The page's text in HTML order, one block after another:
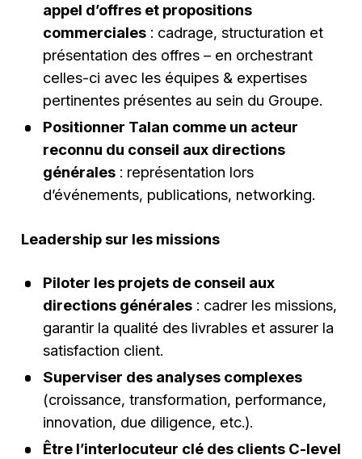
appel d’offres et propositions
commerciales: cadrage, structuration et
présentation des offres – en orchestrant
celles-ci avec les équipes & expertises
pertinentes présentes au sein du Groupe.
Positionner Talan comme un acteur
reconnu du conseil aux directions
générales: représentation lors
d’événements, publications, networking.
Leadership sur les missions
Piloter les projets de conseil aux
directions générales: cadrer les missions,
garantir la qualité des livrables et assurer la
satisfaction client.
Superviser des analyses complexes
(croissance, transformation, performance,
innovation, due diligence, etc.).
Être l’interlocuteur clé des clients C-level